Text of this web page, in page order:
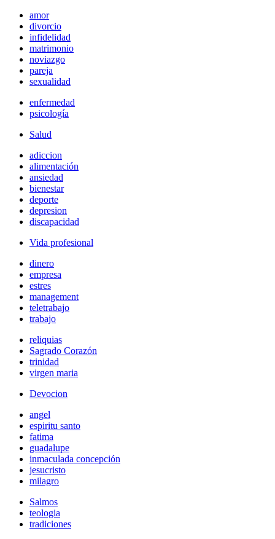
amor
divorcio
infidelidad
matrimonio
noviazgo
pareja
sexualidad
enfermedad
psicología
Salud
adiccion
alimentación
ansiedad
bienestar
deporte
depresion
discapacidad
Vida profesional
dinero
empresa
estres
management
teletrabajo
trabajo
reliquias
Sagrado Corazón
trinidad
virgen maria
Devocion
angel
espiritu santo
fatima
guadalupe
inmaculada concepción
jesucristo
milagro
Salmos
teologia
tradiciones